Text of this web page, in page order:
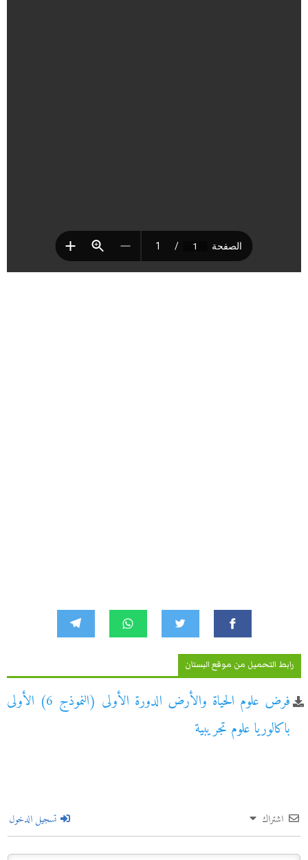
رابط التحميل من موقع البستان
فرض علوم الحياة والأرض الدورة الأولى (النموذج 6) الأولى
باكالوريا علوم تجريبية
اشتراك تسجيل الدخول